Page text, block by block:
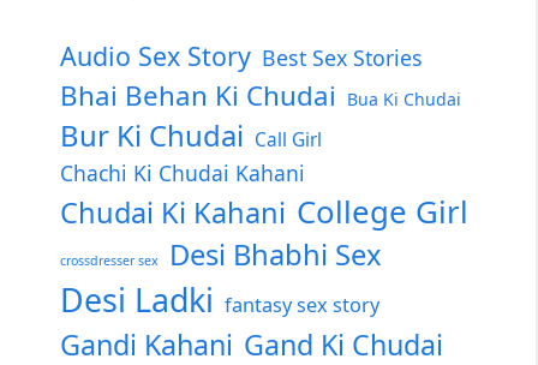
Audio Sex Story Best Sex Stories
Bhai Behan Ki Chudai Bua Ki Chudai
Bur Ki Chudai Call Girl
Chachi Ki Chudai Kahani
Chudai Ki Kahani College Girl
crossdresser sex Desi Bhabhi Sex
Desi Ladki fantasy sex story
Gandi Kahani Gand Ki Chudai